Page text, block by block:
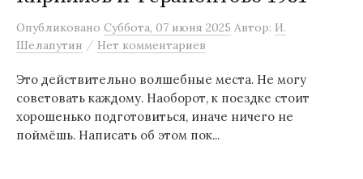
м
у
Опубликовано Суббота, 07 июня 2025 Автор: И.
Шелапутин / Нет комментариев
Это действительно волшебные места. Не могу
советовать каждому. Наоборот, к поездке стоит
хорошенько подготовиться, иначе ничего не
поймёшь. Написать об этом пок...